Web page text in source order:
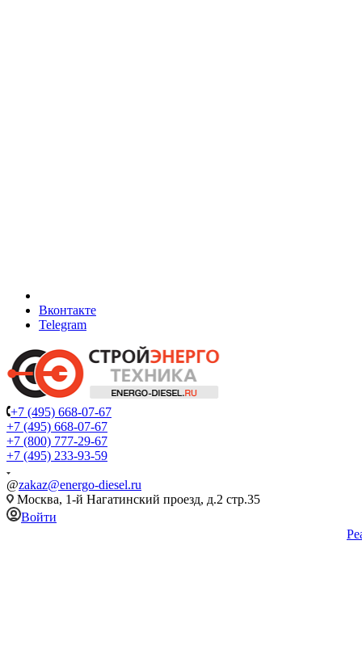
Вконтакте
Telegram
+7 (495) 668-07-67
+7 (495) 668-07-67
+7 (800) 777-29-67
+7 (495) 233-93-59
@zakaz@energo-diesel.ru
Москва, 1-й Нагатинский проезд, д.2 стр.35
Войти